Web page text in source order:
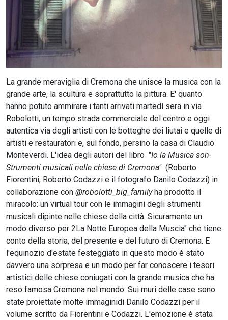
La grande meraviglia di Cremona che unisce la musica con la
grande arte, la scultura e soprattutto la pittura. E' quanto
hanno potuto ammirare i tanti arrivati martedì sera in via
Robolotti, un tempo strada commerciale del centro e oggi
autentica via degli artisti con le botteghe dei liutai e quelle di
artisti e restauratori e, sul fondo, persino la casa di Claudio
Monteverdi. L'idea degli autori del libro "Io la Musica son-
Strumenti musicali nelle chiese di Cremona"(Roberto
Fiorentini, Roberto Codazzi e il fotografo Danilo Codazzi) in
collaborazione con @robolotti_big_familyha prodotto il
miracolo: un virtual tour con le immagini degli strumenti
musicali dipinte nelle chiese della città. Sicuramente un
modo diverso per 2La Notte Europea della Muscia" che tiene
conto della storia, del presente e del futuro di Cremona. E
l'equinozio d'estate festeggiato in questo modo è stato
davvero una sorpresa e un modo per far conoscere i tesori
artistici delle chiese coniugati con la grande musica che ha
reso famosa Cremona nel mondo. Sui muri delle case sono
state proiettate molte immaginidi Danilo Codazzi per il
volume scritto da Fiorentini e Codazzi. L'emozione è stata